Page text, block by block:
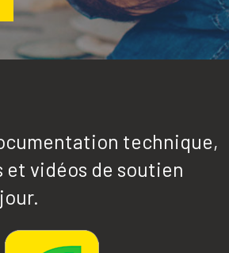
technique,
vidéos de soutien